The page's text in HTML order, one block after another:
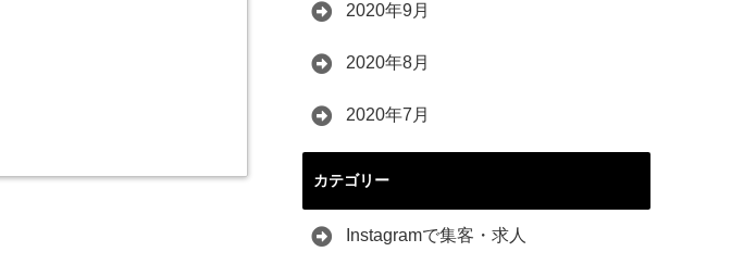
2020年9月
2020年8月
2020年7月
カテゴリー
Instagramで集客・求人